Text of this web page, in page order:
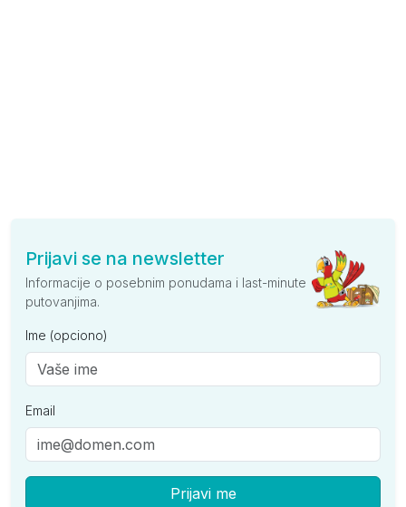
Prijavi se na newsletter
Informacije o posebnim ponudama i last-minute
putovanjima.
Ime (opciono)
Email
Prijavi me